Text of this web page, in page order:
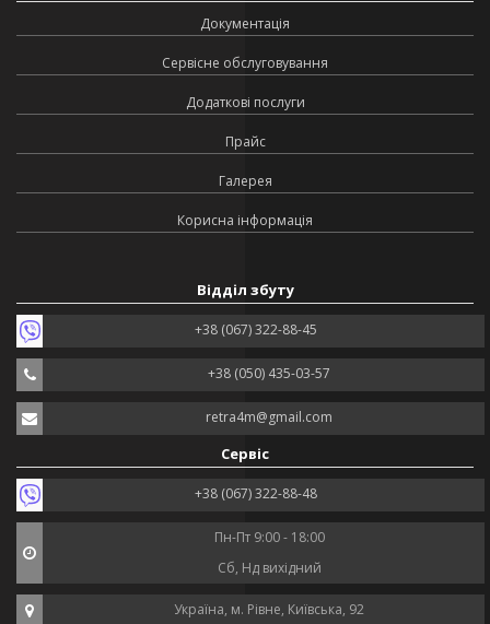
Документація
Сервісне обслуговування
Додаткові послуги
Прайс
Галерея
Корисна інформація
Відділ збуту
+38 (067) 322-88-45
+38 (050) 435-03-57
retra4m@gmail.com
Сервіс
+38 (067) 322-88-48
Пн-Пт 9:00 - 18:00
Сб, Нд вихідний
Україна, м. Рівне, Київська, 92